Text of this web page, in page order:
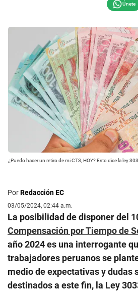
¿Puedo hacer un retiro de mi CTS, HOY? Esto dice la ley
PorRedacción EC
03/05/2024, 02:44 a.m.
La posibilidad de disponer del
Compensación por Tiempo de
año 2024 es una interrogante
trabajadores peruanos se
medio de expectativas y dudas
destinados a este fin, la Ley